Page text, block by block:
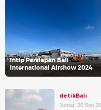
Intip Persiapan Bali
International Airshow 2024
detikBali
Jumat, 20 Sep